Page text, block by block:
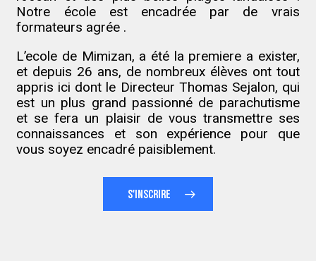
Notre école est encadrée par de vrais
formateurs agrée .
L’ecole de Mimizan, a été la premiere a exister,
et depuis 26 ans, de nombreux élèves ont tout
appris ici dont le Directeur Thomas Sejalon, qui
est un plus grand passionné de parachutisme
et se fera un plaisir de vous transmettre ses
connaissances et son expérience pour que
vous soyez encadré paisiblement.
S'INSCRIRE